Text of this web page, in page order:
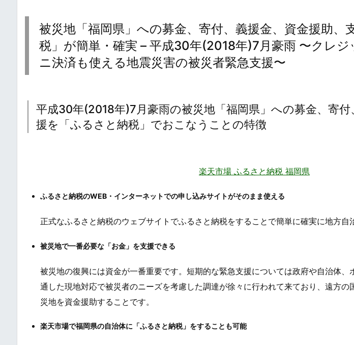
被災地「福岡県」への募金、寄付、義援金、資金援助、
税」が簡単・確実 – 平成30年(2018年)7月豪雨 〜クレ
ニ決済も使える地震災害の被災者緊急支援〜
平成30年(2018年)7月豪雨の被災地「福岡県」への募金、寄付
援を「ふるさと納税」でおこなうことの特徴
楽天市場 ふるさと納税 福岡県
ふるさと納税のWEB・インターネットでの申し込みサイトがそのまま使える
正式なふるさと納税のウェブサイトでふるさと納税をすることで簡単に確実に地方自
被災地で一番必要な「お金」を支援できる
被災地の復興には資金が一番重要です。短期的な緊急支援については政府や自治体、
通した現地対応で被災者のニーズを考慮した調達が徐々に行われて来ており、遠方の
災地を資金援助することです。
楽天市場で福岡県の自治体に「ふるさと納税」をすることも可能